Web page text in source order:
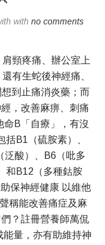
with no comments
頸疼痛、辦公室上
有生蛇後神經痛、
到止痛消炎藥；而
，改善麻痹、刺痛
命B「自療」，有沒
B1（硫胺素）、
泛酸）、B6（吡多
和B12（多種鈷胺
保神經健康 以維他
稱能改善痛症及麻
？註冊營養師萬侃
量，亦有助維持神